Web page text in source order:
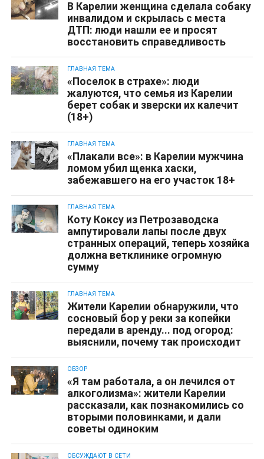
В Карелии женщина сделала собаку
инвалидом и скрылась с места
ДТП: люди нашли ее и просят
восстановить справедливость
ГЛАВНАЯ ТЕМА
«Поселок в страхе»: люди
жалуются, что семья из Карелии
берет собак и зверски их калечит
(18+)
ГЛАВНАЯ ТЕМА
«Плакали все»: в Карелии мужчина
ломом убил щенка хаски,
забежавшего на его участок 18+
ГЛАВНАЯ ТЕМА
Коту Коксу из Петрозаводска
ампутировали лапы после двух
странных операций, теперь хозяйка
должна ветклинике огромную
сумму
ГЛАВНАЯ ТЕМА
Жители Карелии обнаружили, что
сосновый бор у реки за копейки
передали в аренду... под огород:
выяснили, почему так происходит
ОБЗОР
«Я там работала, а он лечился от
алкоголизма»: жители Карелии
рассказали, как познакомились со
вторыми половинками, и дали
советы одиноким
ОБСУЖДАЮТ В СЕТИ